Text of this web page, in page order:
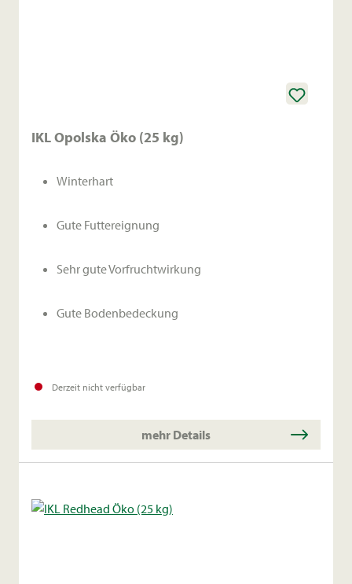
IKL Opolska Öko (25 kg)
Winterhart
Gute Futtereignung
Sehr gute Vorfruchtwirkung
Gute Bodenbedeckung
Derzeit nicht verfügbar
mehr Details